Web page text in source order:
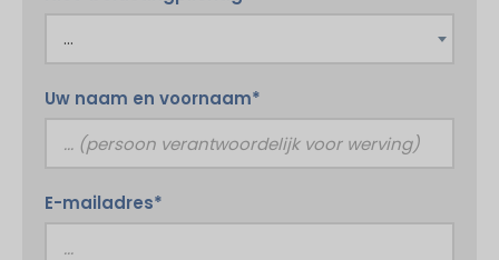
Uw naam en voornaam*
E-mailadres*